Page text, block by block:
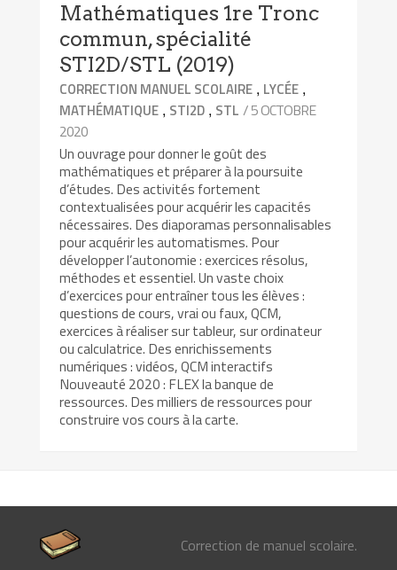
Mathématiques 1re Tronc
commun, spécialité
STI2D/STL (2019)
CORRECTION MANUEL SCOLAIRE , LYCÉE ,
MATHÉMATIQUE , STI2D , STL / 5 OCTOBRE
2020
Un ouvrage pour donner le goût des
mathématiques et préparer à la poursuite
d’études. Des activités fortement
contextualisées pour acquérir les capacités
nécessaires. Des diaporamas personnalisables
pour acquérir les automatismes. Pour
développer l’autonomie : exercices résolus,
méthodes et essentiel. Un vaste choix
d’exercices pour entraîner tous les élèves :
questions de cours, vrai ou faux, QCM,
exercices à réaliser sur tableur, sur ordinateur
ou calculatrice. Des enrichissements
numériques : vidéos, QCM interactifs
Nouveauté 2020 : FLEX la banque de
ressources. Des milliers de ressources pour
construire vos cours à la carte.
Correction de manuel scolaire.